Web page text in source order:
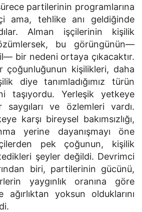
partilerinin programlarına
ama, tehlike anı geldiğinde
Alman işçilerinin kişilik
bu görüngünün—
bir nedeni ortaya çıkacaktır.
çoğunluğunun kişilikleri, daha
diye tanımladığımız türün
taşıyordu. Yerleşik yetkeye
saygıları ve özlemleri vardı.
karşı bireysel bakımsızlığı,
yerine dayanışmayı öne
pek çoğunun, kişilik
şeyler değildi. Devrimci
biri, partilerinin gücünü,
yaygınlık oranına göre
ağırlıktan yoksun olduklarını